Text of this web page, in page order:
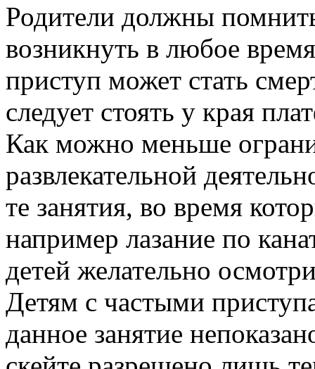
Родители должны
возникнуть в любое
приступ может стать
следует стоять у края
Как можно меньше
развлекательной
те занятия, во время
например лазание по
детей желательно
Детям с частыми
данное занятие